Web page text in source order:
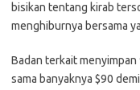
bisikan tentang kirab
menghiburnya bersama
Badan terkait
sama banyaknya $90